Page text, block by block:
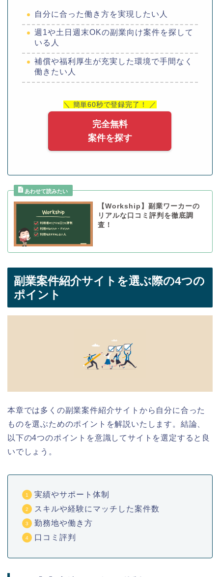
自分に合った働き方を実現したい人
週1や土日週末OKの副業向け案件を探して
いる人
補償や福利厚生が充実した環境で手間なく
働きたい人
＼ 簡単60秒で登録完了！ ／
完全無料
案件を探す
【Workship】副業ワーカーの
リアルな口コミ評判を徹底調
査！
副業案件紹介サイトを選ぶ際の4つの
ポイント
本章では多くの副業案件紹介サイトから自分に合った
ものを選ぶためのポイントを解説いたします。結論、
以下の4つのポイントを意識してサイトを選定すると良
いでしょう。
実績やサポート体制
スキルや経験にマッチした案件数
勤務地や働き方
口コミ評判